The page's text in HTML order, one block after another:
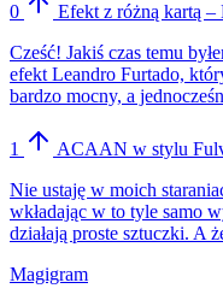
0
Efekt z różną kartą
Cześć! Jakiś czas temu
efekt Leandro Furtado,
bardzo mocny, a
1
ACAAN w stylu
Nie ustaję w moich
wkładając w to tyle samo
działają proste sztuczki. A
Magigram